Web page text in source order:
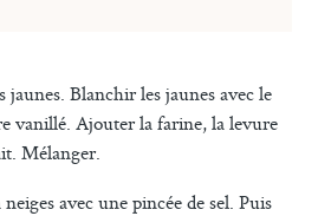
jaunes. Blanchir les jaunes avec le
vanillé. Ajouter la farine, la levure
Mélanger.
avec une pincée de sel. Puis